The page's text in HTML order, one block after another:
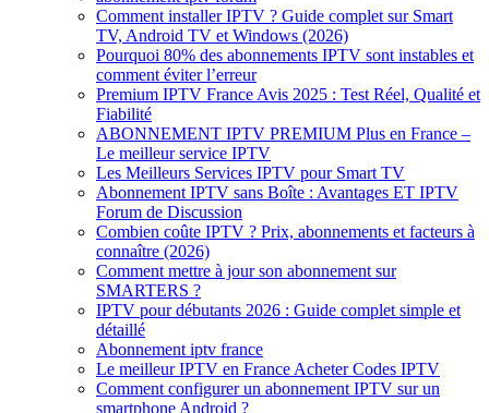
Comment installer IPTV ? Guide complet sur Smart
TV, Android TV et Windows (2026)
Pourquoi 80% des abonnements IPTV sont instables et
comment éviter l’erreur
Premium IPTV France Avis 2025 : Test Réel, Qualité et
Fiabilité
ABONNEMENT IPTV PREMIUM Plus en France –
Le meilleur service IPTV
Les Meilleurs Services IPTV pour Smart TV
Abonnement IPTV sans Boîte : Avantages ET IPTV
Forum de Discussion
Combien coûte IPTV ? Prix, abonnements et facteurs à
connaître (2026)
Comment mettre à jour son abonnement sur
SMARTERS ?
IPTV pour débutants 2026 : Guide complet simple et
détaillé
Abonnement iptv france
Le meilleur IPTV en France Acheter Codes IPTV
Comment configurer un abonnement IPTV sur un
smartphone Android ?